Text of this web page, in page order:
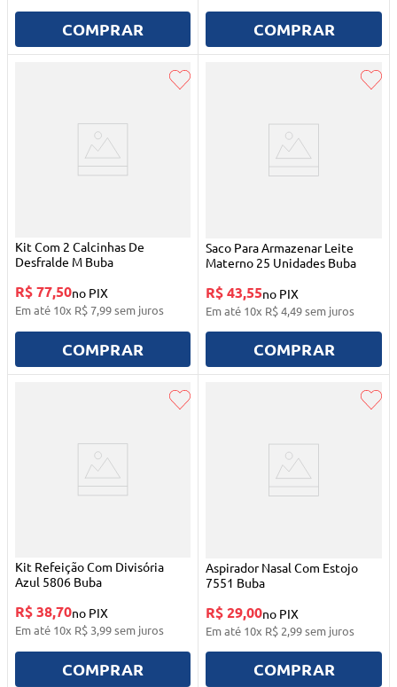
COMPRAR COMPRAR
Kit Com 2 Calcinhas De
Desfralde M Buba
R$ 77,50no PIX
Em até 10x R$7,99sem juros
COMPRAR
Saco Para Armazenar Leite
Materno 25 Unidades Buba
R$ 43,55no PIX
Em até 10x R$4,49sem juros
COMPRAR
Kit Refeição Com Divisória
Azul 5806 Buba
R$ 38,70no PIX
Em até 10x R$ 3,99sem juros
COMPRAR
Aspirador Nasal Com Estojo
7551 Buba
R$ 29,00no PIX
Em até 10x R$ 2,99sem juros
COMPRAR